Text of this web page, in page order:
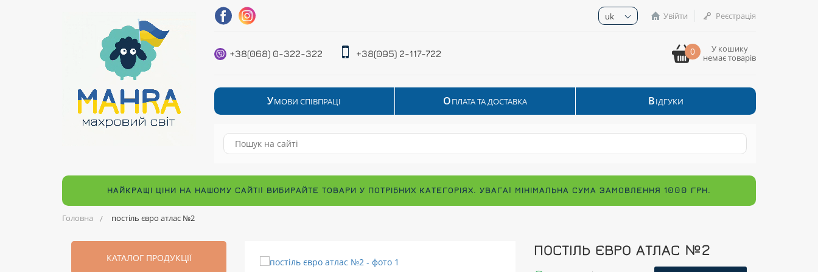
uk Увійти Реєстрація
+38(068) 0-322-322 +38(095) 2-117-722 0
У кошику
немає товарів
УМОВИ СПІВПРАЦІ ОПЛАТА ТА ДОСТАВКА ВІДГУКИ
НАЙКРАЩІ ЦІНИ НА НАШОМУ САЙТІ! ВИБИРАЙТЕ ТОВАРИ У ПОТРІБНИХ КАТЕГОРІЯХ. УВАГА! МІНІМАЛЬНА СУМА ЗАМОВЛЕННЯ 1000 ГРН.
Головна постіль євро атлас №2
КАТАЛОГ ПРОДУКЦІЇ ПОСТІЛЬ ЄВРО АТЛАС №2